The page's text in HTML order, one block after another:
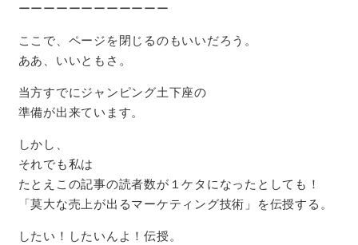
ーーーーーーーーーーーー
ここで、ページを閉じるのもいいだろう。
ああ、いいともさ。
当方すでにジャンピング土下座の
準備が出来ています。
しかし、
それでも私は
たとえこの記事の読者数が１ケタになったとしても！
「莫大な売上が出るマーケティング技術」を伝授する。
したい！したいんよ！伝授。